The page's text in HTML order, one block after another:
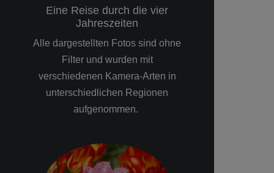
Eine Reise durch die vier
Jahreszeiten
Alle dargestellten Fotos sind ohne
Filter und wurden mit
verschiedenen Kamera-Arten in
unterschiedlichen Regionen
aufgenommen.